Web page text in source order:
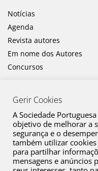
Notícias
Agenda
Revista autores
Em nome dos Autores
Concursos
Canal de Denúncia
Plano de Prevenção de
Gerir Cookies
A Sociedade
objetivo de melhorar a
segurança e o
também utilizar
para partilhar
mensagens e anúncios